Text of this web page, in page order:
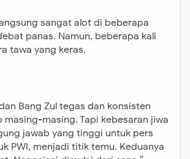
sangat alot di beberapa
panas. Namun, beberapa kali
tawa yang keras.
Bang Zul tegas dan konsisten
masing-masing. Tapi kebesaran jiwa
jawab yang tinggi untuk pers
PWI, menjadi titik temu. Keduanya